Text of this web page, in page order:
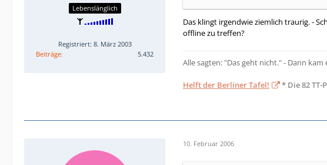
Lebenslänglich
Registriert: 8. März 2003
Beiträge
5.432
Das klingt irgendwie ziemlich traurig. -
offline zu treffen?
Alle sagten: "Das geht nicht." - Dann
Helft der Berliner Tafel! * Die 82
10. Februar 2006